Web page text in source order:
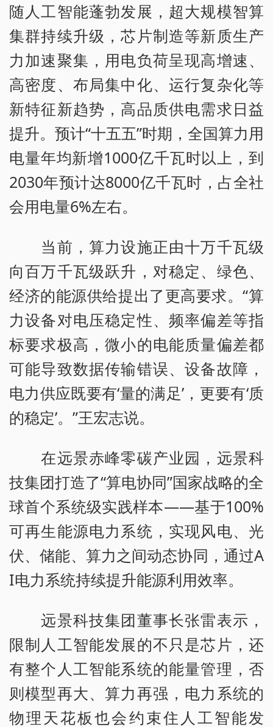
随人工智能蓬勃发展，超大规模智算
集群持续升级，芯片制造等新质生产
力加速聚集，用电负荷呈现高增速、
高密度、布局集中化、运行复杂化等
新特征新趋势，高品质供电需求日益
提升。预计“十五五”时期，全国算力用
电量年均新增1000亿千瓦时以上，到
2030年预计达8000亿千瓦时，占全社
会用电量6%左右。
当前，算力设施正由十万千瓦级
向百万千瓦级跃升，对稳定、绿色、
经济的能源供给提出了更高要求。“算
力设备对电压稳定性、频率偏差等指
标要求极高，微小的电能质量偏差都
可能导致数据传输错误、设备故障，
电力供应既要有‘量的满足’，更要有‘质
的稳定’。”王宏志说。
在远景赤峰零碳产业园，远景科
技集团打造了“算电协同”国家战略的全
球首个系统级实践样本——基于100%
可再生能源电力系统，实现风电、光
伏、储能、算力之间动态协同，通过A
I电力系统持续提升能源利用效率。
远景科技集团董事长张雷表示，
限制人工智能发展的不只是芯片，还
有整个人工智能系统的能量管理，否
则模型再大、算力再强，电力系统的
物理天花板也会约束住人工智能发